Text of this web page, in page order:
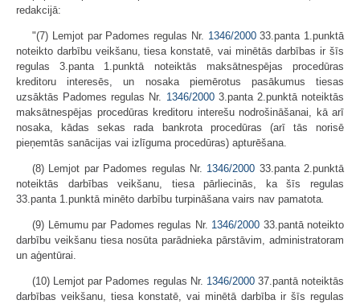
redakcijā:
"(7) Lemjot par Padomes regulas Nr. 1346/200033.panta 1.punktā
noteikto darbību veikšanu, tiesa konstatē, vai minētās darbības ir šīs
regulas 3.panta 1.punktā noteiktās maksātnespējas procedūras
kreditoru interesēs, un nosaka piemērotus pasākumus tiesas
uzsāktās Padomes regulas Nr. 1346/20003.panta 2.punktā noteiktās
maksātnespējas procedūras kreditoru interešu nodrošināšanai, kā arī
nosaka, kādas sekas rada bankrota procedūras (arī tās norisē
pieņemtās sanācijas vai izlīguma procedūras) apturēšana.
(8) Lemjot par Padomes regulas Nr. 1346/2000 33.panta 2.punktā
noteiktās darbības veikšanu, tiesa pārliecinās, ka šīs regulas
33.panta 1.punktā minēto darbību turpināšana vairs nav pamatota.
(9) Lēmumu par Padomes regulas Nr. 1346/2000 33.pantā noteikto
darbību veikšanu tiesa nosūta parādnieka pārstāvim, administratoram
un aģentūrai.
(10) Lemjot par Padomes regulas Nr. 1346/200037.pantā noteiktās
darbības veikšanu, tiesa konstatē, vai minētā darbība ir šīs regulas